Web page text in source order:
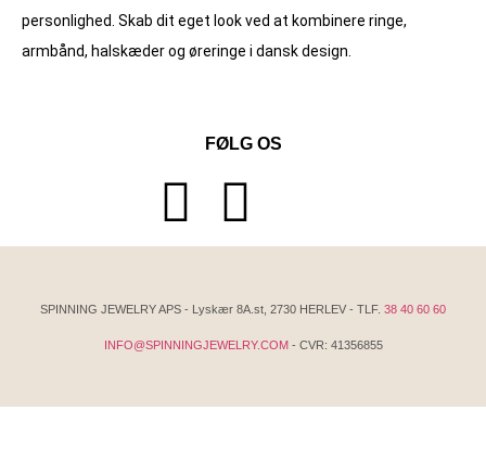
personlighed. Skab dit eget look ved at kombinere ringe,
armbånd, halskæder og øreringe i dansk design.
FØLG OS
SPINNING JEWELRY APS - Lyskær 8A.st, 2730 HERLEV - TLF. 38 40 60 60
INFO@SPINNINGJEWELRY.COM- CVR: 41356855